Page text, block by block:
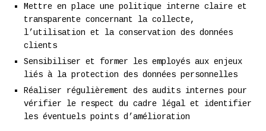
Mettre en place une politique interne claire et
transparente concernant la collecte,
l’utilisation et la conservation des données
clients
Sensibiliser et former les employés aux enjeux
liés à la protection des données personnelles
Réaliser régulièrement des audits internes pour
vérifier le respect du cadre légal et identifier
les éventuels points d’amélioration